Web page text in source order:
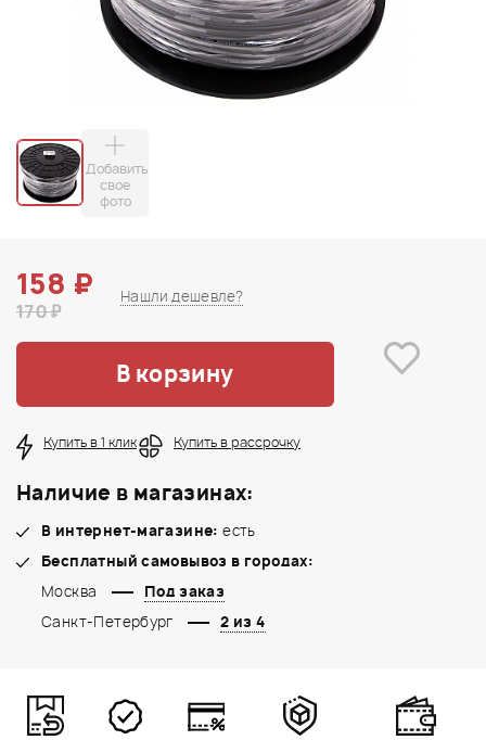
Добавить
свое
фото
158 ₽
170 ₽
Нашли дешевле?
В корзину
Купить в 1 клик Купить в рассрочку
Наличие в магазинах:
В интернет-магазине: есть
Бесплатный самовывоз в городах:
Москва
Под заказ
Санкт-Петербург
2 из 4